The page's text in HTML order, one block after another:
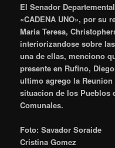
El Senador
«CADENA UNO», por su
Maria Teresa,
interiorizandose sobre
una de ellas, menciono
presente en Rufino,
ultimo agrego la
situacion de los Pueblos
Comunales.
Foto: Savador Soraide
Cristina Gomez